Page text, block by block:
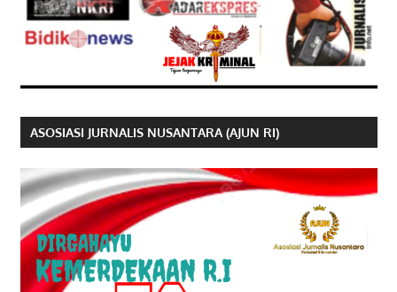
ASOSIASI JURNALIS NUSANTARA (AJUN RI)